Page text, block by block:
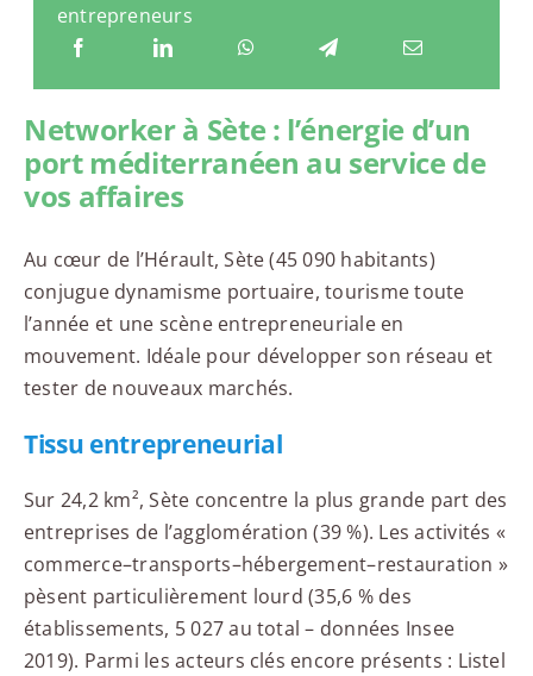
entrepreneurs
Networker à Sète : l’énergie d’un
port méditerranéen au service de
vos affaires
Au cœur de l’Hérault, Sète (45 090 habitants)
conjugue dynamisme portuaire, tourisme toute
l’année et une scène entrepreneuriale en
mouvement. Idéale pour développer son réseau et
tester de nouveaux marchés.
Tissu entrepreneurial
Sur 24,2 km², Sète concentre la plus grande part des
entreprises de l’agglomération (39 %). Les activités «
commerce–transports–hébergement–restauration »
pèsent particulièrement lourd (35,6 % des
établissements, 5 027 au total – données Insee
2019). Parmi les acteurs clés encore présents : Listel